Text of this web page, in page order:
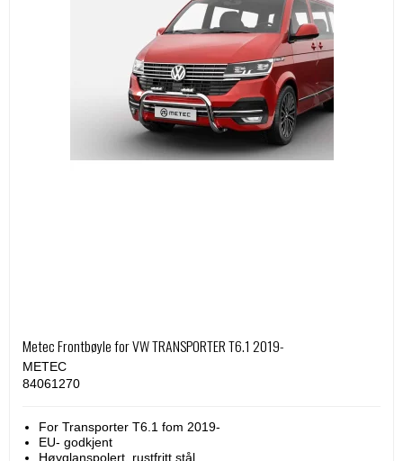
Metec Frontbøyle for VW TRANSPORTER T6.1 2019-
METEC
84061270
For Transporter T6.1 fom 2019-
EU- godkjent
Høyglanspolert, rustfritt stål